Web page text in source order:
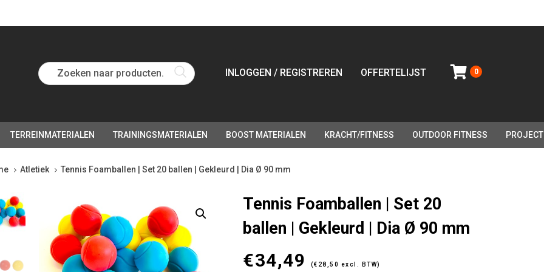
Zoeken naar producten... INLOGGEN / REGISTREREN OFFERTELIJST 0
TERREINMATERIALEN TRAININGSMATERIALEN BOOST MATERIALEN KRACHT/FITNESS OUTDOOR FITNESS
Atletiek Tennis Foamballen | Set 20 ballen | Gekleurd | Dia Ø 90 mm
Tennis Foamballen | Set 20
ballen | Gekleurd | Dia Ø 90 mm
€34,49 (€ 28,50 excl. BTW)